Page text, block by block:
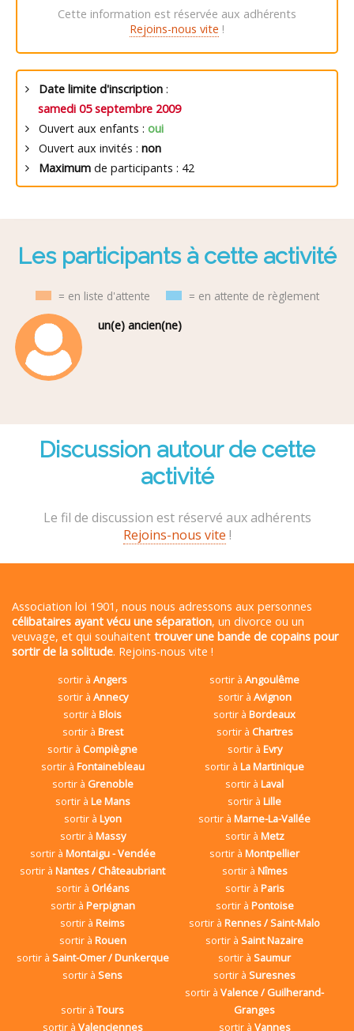
Cette information est réservée aux adhérents
Rejoins-nous vite !
Date limite d'inscription :
samedi 05 septembre 2009
Ouvert aux enfants : oui
Ouvert aux invités : non
Maximum de participants : 42
Les participants à cette activité
= en liste d'attente
= en attente de règlement
un(e) ancien(ne)
Discussion autour de cette
activité
Le fil de discussion est réservé aux adhérents
Rejoins-nous vite !
Association loi 1901, nous nous adressons aux personnes
célibataires ayant vécu une séparation, un divorce ou un
veuvage, et qui souhaitent trouver une bande de copains pour
sortir de la solitude. Rejoins-nous vite !
sortir àAngers sortir àAngoulême
sortir à Annecy sortir à Avignon
sortir àBlois sortir àBordeaux
sortir à Brest sortir à Chartres
sortir à Compiègne sortir à Evry
sortir à Fontainebleau sortir àLa Martinique
sortir à Grenoble sortir àLaval
sortir à Le Mans sortir àLille
sortir à Lyon sortir àMarne-La-Vallée
sortir à Massy sortir à Metz
sortir à Montaigu - Vendée sortir àMontpellier
sortir àNantes / Châteaubriant sortir à Nîmes
sortir à Orléans sortir à Paris
sortir à Perpignan sortir à Pontoise
sortir àReims sortir àRennes / Saint-Malo
sortir à Rouen sortir àSaint Nazaire
sortir à Saint-Omer / Dunkerque sortir àSaumur
sortir àSens sortir àSuresnes
sortir àTours
sortir àValence / Guilherand-
Granges
sortir à Valenciennes sortir à Vannes